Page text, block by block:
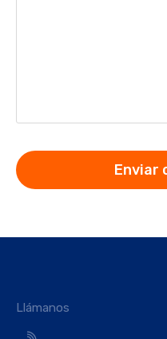
Llámanos